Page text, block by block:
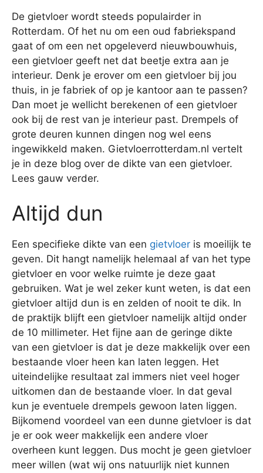
De gietvloer wordt steeds populairder in
Rotterdam. Of het nu om een oud fabriekspand
gaat of om een net opgeleverd nieuwbouwhuis,
een gietvloer geeft net dat beetje extra aan je
interieur. Denk je erover om een gietvloer bij jou
thuis, in je fabriek of op je kantoor aan te passen?
Dan moet je wellicht berekenen of een gietvloer
ook bij de rest van je interieur past. Drempels of
grote deuren kunnen dingen nog wel eens
ingewikkeld maken. Gietvloerrotterdam.nl vertelt
je in deze blog over de dikte van een gietvloer.
Lees gauw verder.
Altijd dun
Een specifieke dikte van een gietvloer is moeilijk te
geven. Dit hangt namelijk helemaal af van het type
gietvloer en voor welke ruimte je deze gaat
gebruiken. Wat je wel zeker kunt weten, is dat een
gietvloer altijd dun is en zelden of nooit te dik. In
de praktijk blijft een gietvloer namelijk altijd onder
de 10 millimeter. Het fijne aan de geringe dikte
van een gietvloer is dat je deze makkelijk over een
bestaande vloer heen kan laten leggen. Het
uiteindelijke resultaat zal immers niet veel hoger
uitkomen dan de bestaande vloer. In dat geval
kun je eventuele drempels gewoon laten liggen.
Bijkomend voordeel van een dunne gietvloer is dat
je er ook weer makkelijk een andere vloer
overheen kunt leggen. Dus mocht je geen gietvloer
meer willen (wat wij ons natuurlijk niet kunnen